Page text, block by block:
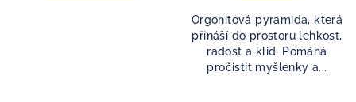
Orgonitová pyramida, která
přináší do prostoru lehkost,
radost a klid. Pomáhá
pročistit myšlenky a...